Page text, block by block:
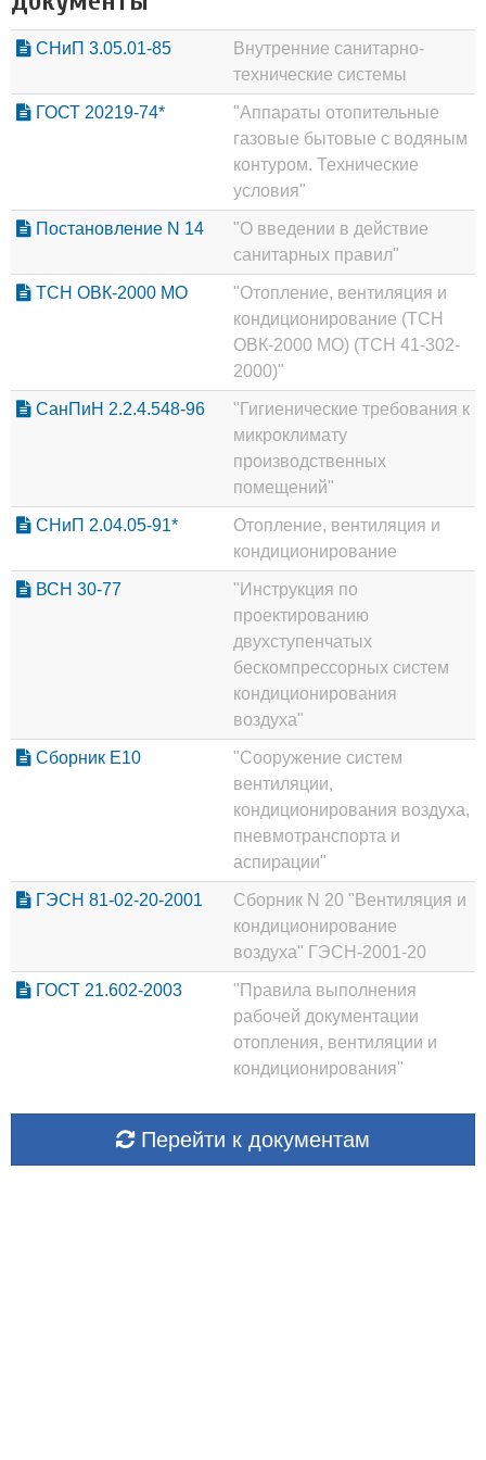
СНиП 3.05.01-85
Внутренние санитарно-
технические системы
ГОСТ 20219-74*
"Аппараты отопительные
газовые бытовые с водяным
контуром. Технические
условия"
Постановление N 14
"О введении в действие
санитарных правил"
ТСН ОВК-2000 МО
"Отопление, вентиляция и
кондиционирование (ТСН
ОВК-2000 МО) (ТСН 41-302-
2000)"
СанПиН 2.2.4.548-96
"Гигиенические требования к
микроклимату
производственных
помещений"
СНиП 2.04.05-91*
Отопление, вентиляция и
кондиционирование
ВСН 30-77
"Инструкция по
проектированию
двухступенчатых
бескомпрессорных систем
кондиционирования
воздуха"
Сборник Е10
"Сооружение систем
вентиляции,
кондиционирования воздуха,
пневмотранспорта и
аспирации"
ГЭСН 81-02-20-2001
Сборник N 20 "Вентиляция и
кондиционирование
воздуха" ГЭСН-2001-20
ГОСТ 21.602-2003
"Правила выполнения
рабочей документации
отопления, вентиляции и
кондиционирования"
Перейти к документам